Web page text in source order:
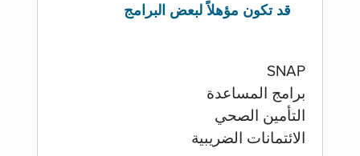
قد تكون مؤهلاً لبعض البرامج
SNAP
برامج المساعدة
التأمين الصحي
الائتمانات الضريبية